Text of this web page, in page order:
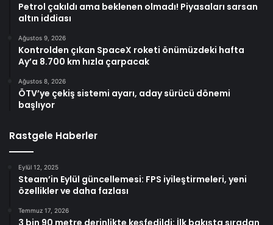
Petrol çakıldı ama beklenen olmadı! Piyasaları sarsan
altın iddiası
Ağustos 9, 2026
Kontrolden çıkan SpaceX roketi önümüzdeki hafta
Ay’a 8.700 km hızla çarpacak
Ağustos 8, 2026
ÖTV’ye çekiş sistemi ayarı, aday sürücü dönemi
başlıyor
Rastgele Haberler
Eylül 12, 2025
Steam’in Eylül güncellemesi: FPS iyileştirmeleri, yeni
özellikler ve daha fazlası
Temmuz 17, 2026